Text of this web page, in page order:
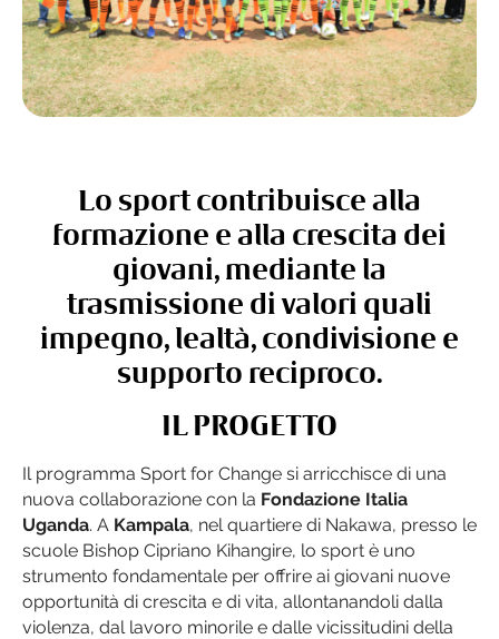
Lo sport contribuisce alla
formazione e alla crescita dei
giovani, mediante la
trasmissione di valori quali
impegno, lealtà, condivisione e
supporto reciproco.
IL PROGETTO
Il programma Sport for Change si arricchisce di una
nuova collaborazione con la Fondazione Italia
Uganda. A Kampala, nel quartiere di Nakawa, presso le
scuole Bishop Cipriano Kihangire, lo sport è uno
strumento fondamentale per offrire ai giovani nuove
opportunità di crescita e di vita, allontanandoli dalla
violenza, dal lavoro minorile e dalle vicissitudini della